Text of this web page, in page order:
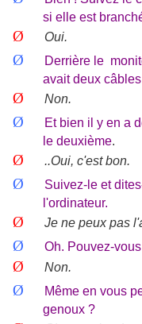
si elle est
Ø Oui.
Ø Derrière le
avait deux
Ø Non.
Ø
Et bien il y en a
le deuxième.
Ø ..Oui, c'est bon.
Ø
Suivez-le et
l'ordinateur.
Ø Je ne peux pas
Ø Oh. Pouvez-
Ø Non.
Ø
Même en vous
genoux ?